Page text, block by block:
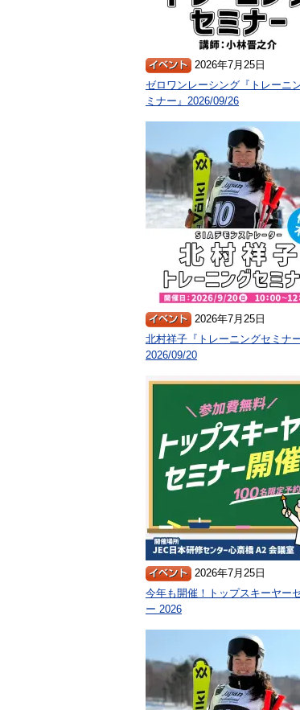
2026年7月25日
ゼロワンレーシング『トレーニ
ミナー』2026/09/26
2026年7月25日
北村祥子『トレーニングセミナー
2026/09/20
2026年7月25日
今年も開催！トップスキーヤー
ー 2026